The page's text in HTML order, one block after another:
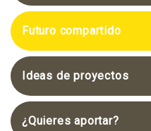
Futuro compartido
Ideas de proyectos
¿Quieres aportar?